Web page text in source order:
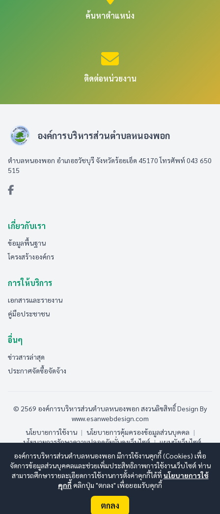
ค้นหาตำแหน่ง
ติดต่อหน่วยงาน
องค์การบริหารส่วนตำบลหนองพอก
ตำบลหนองพอก อำเภอธวัชบุรี จังหวัดร้อยเอ็ด 45170 โทรศัพท์ 043 650
515
เกี่ยวกับเรา
ข้อมูลพื้นฐาน
โครงสร้างองค์กร
การให้บริการ
เอกสารและรายงาน
คู่มือประชาชน
อื่นๆ
ข่าวสารล่าสุด
ประกาศจัดซื้อจัดจ้าง
© 2569 องค์การบริหารส่วนตำบลหนองพอก สงวนลิขสิทธิ์Design By
www.esanwebdesign.com
นโยบายการใช้งาน | นโยบายการคุ้มครองข้อมูลส่วนบุคคล |
นโยบายการรักษาความปลอดภัยมั่นคงเว็บไซต์ | แผนผังเว็บไซต์
ออนไลน์:4 ทั้งหมด:30 (ดูสถิติทั้งหมด)
องค์การบริหารส่วนตำบลหนองพอก มีการใช้งานคุกกี้ (Cookies) เพื่อ
จัดการข้อมูลส่วนบุคคลและช่วยเพิ่มประสิทธิภาพการใช้งานเว็บไซต์ ท่าน
สามารถศึกษารายละเอียดการใช้งานการตั้งค่าคุกกี้ได้ที่ นโยบายการใช้
คุกกี้ คลิกปุ่ม "ตกลง" เพื่อยอมรับคุกกี้
ตกลง